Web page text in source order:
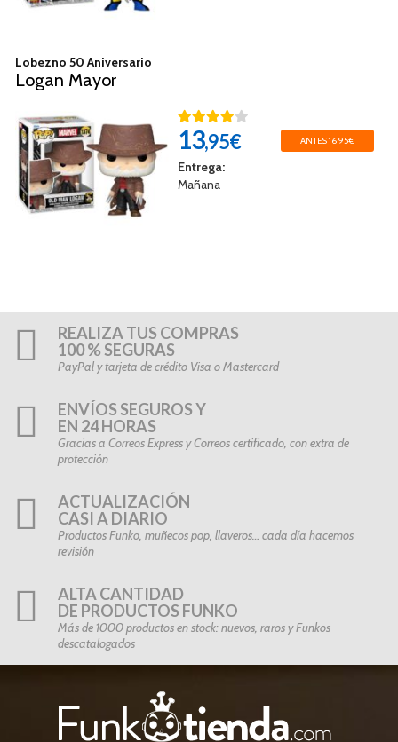
Lobezno 50 Aniversario
Logan Mayor
13,95€ ANTES 16,95€
Entrega:
Mañana
REALIZA TUS COMPRAS
100 % SEGURAS
PayPal y tarjeta de crédito Visa o Mastercard
ENVÍOS SEGUROS Y
EN 24 HORAS
Gracias a Correos Express y Correos certificado, con extra de
protección
ACTUALIZACIÓN
CASI A DIARIO
Productos Funko, muñecos pop, llaveros… cada día hacemos
revisión
ALTA CANTIDAD
DE PRODUCTOS FUNKO
Más de 1000 productos en stock: nuevos, raros y Funkos
descatalogados